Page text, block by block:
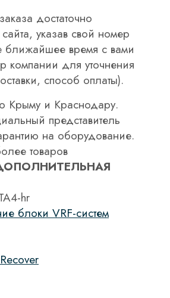
достаточно
сайта, указав свой номер
ближайшее время с вами
компании для уточнения
способ оплаты).
Крыму и Краснодару.
представитель
на оборудование.
товаров
hr
блоки VRF-систем